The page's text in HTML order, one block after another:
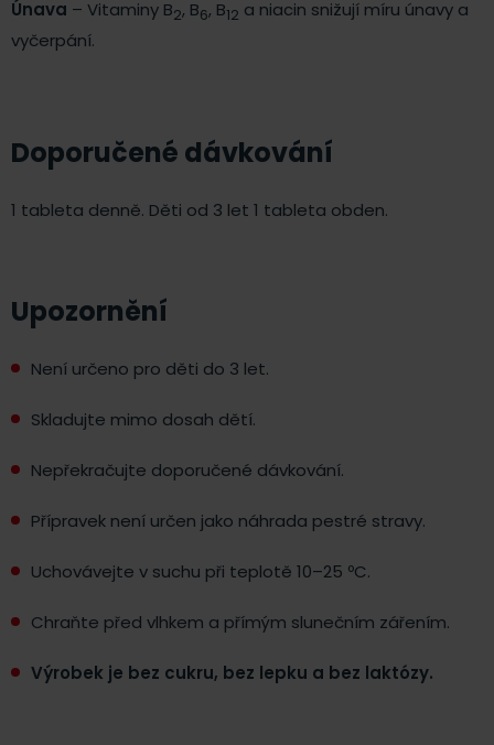
Únava – Vitaminy B2, B6, B12 a niacin snižují míru únavy a
vyčerpání.
Doporučené dávkování
1 tableta denně. Děti od 3 let 1 tableta obden.
Upozornění
Není určeno pro děti do 3 let.
Skladujte mimo dosah dětí.
Nepřekračujte doporučené dávkování.
Přípravek není určen jako náhrada pestré stravy.
Uchovávejte v suchu při teplotě 10–25 ºC.
Chraňte před vlhkem a přímým slunečním zářením.
Výrobek je bez cukru, bez lepku a bez laktózy.